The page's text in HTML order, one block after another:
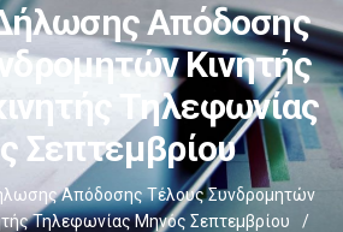
Απόδοσης
Κινητής
Τηλεφωνίας
Σεπτεμβρίου
Απόδοσης Τέλους Συνδρομητών
Τηλεφωνίας Μηνός Σεπτεμβρίου
/